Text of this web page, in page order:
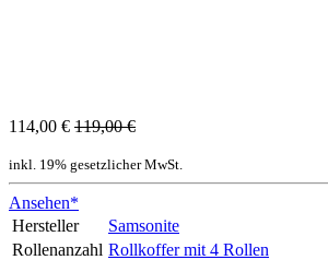
114,00 € 119,00 €
inkl. 19% gesetzlicher MwSt.
Ansehen*
Hersteller
Samsonite
Rollenanzahl Rollkoffer mit 4 Rollen